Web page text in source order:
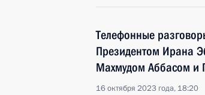
Телефонные
Президентом Ирана
Махмудом Аббасом и
16 октября 2023 года, 18:20